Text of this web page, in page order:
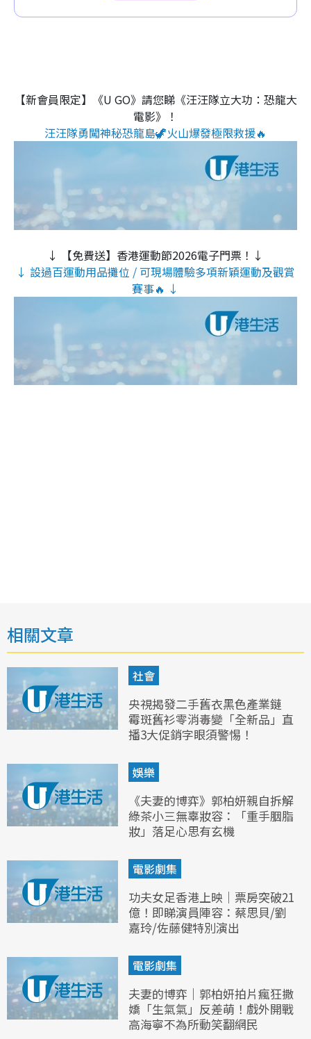
【新會員限定】《U GO》請您睇《汪汪隊立大功：恐龍大
電影》！
汪汪隊勇闖神秘恐龍島🦖火山爆發極限救援🔥
↓ 【免費送】香港運動節2026電子門票！↓
↓ 設過百運動用品攤位 / 可現場體驗多項新穎運動及觀賞
賽事🔥 ↓
相關文章
社會
央視揭發二手舊衣黑色產業鏈
霉斑舊衫零消毒變「全新品」直
播3大促銷字眼須警惕！
娛樂
《夫妻的博弈》郭柏妍親自拆解
綠茶小三無辜妝容：「重手胭脂
妝」落足心思有玄機
電影劇集
功夫女足香港上映｜票房突破21
億！即睇演員陣容：蔡思貝/劉
嘉玲/佐藤健特別演出
電影劇集
夫妻的博弈｜郭柏妍拍片瘋狂撒
嬌「生氣氣」反差萌！戲外開戰
高海寧不為所動笑翻網民